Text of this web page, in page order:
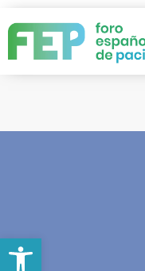
Abrir barra de herramientas